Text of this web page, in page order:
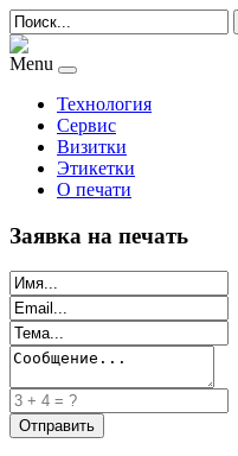
Menu
Технология
Сервис
Визитки
Этикетки
О печати
Заявка на печать